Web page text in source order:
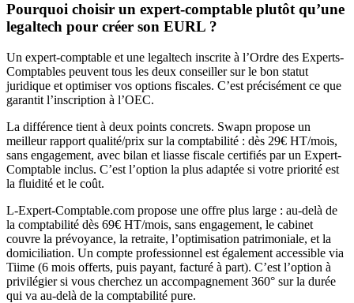
Pourquoi choisir un expert-comptable plutôt qu’une
legaltech pour créer son EURL ?
Un expert-comptable et une legaltech inscrite à l’Ordre des Experts-
Comptables peuvent tous les deux conseiller sur le bon statut
juridique et optimiser vos options fiscales. C’est précisément ce que
garantit l’inscription à l’OEC.
La différence tient à deux points concrets. Swapn propose un
meilleur rapport qualité/prix sur la comptabilité : dès 29€ HT/mois,
sans engagement, avec bilan et liasse fiscale certifiés par un Expert-
Comptable inclus. C’est l’option la plus adaptée si votre priorité est
la fluidité et le coût.
L-Expert-Comptable.com propose une offre plus large : au-delà de
la comptabilité dès 69€ HT/mois, sans engagement, le cabinet
couvre la prévoyance, la retraite, l’optimisation patrimoniale, et la
domiciliation. Un compte professionnel est également accessible via
Tiime (6 mois offerts, puis payant, facturé à part). C’est l’option à
privilégier si vous cherchez un accompagnement 360° sur la durée
qui va au-delà de la comptabilité pure.